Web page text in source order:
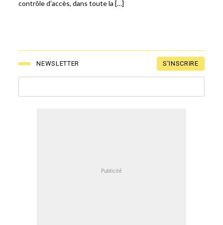
contrôle d’accès, dans toute la […]
NEWSLETTER S'INSCRIRE